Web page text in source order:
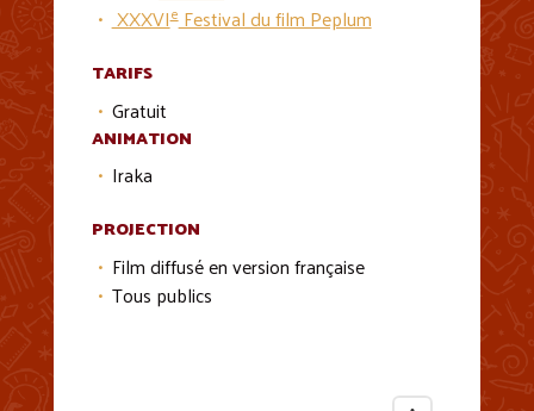
XXXVIeFestival du film Peplum
TARIFS
Gratuit
ANIMATION
Iraka
PROJECTION
Film diffusé en version française
Tous publics